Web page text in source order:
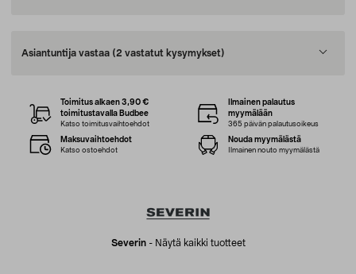
Asiantuntija vastaa (2 vastatut kysymykset)
Severin- Näytä kaikki tuotteet
Toimitus alkaen 3,90 €
toimitustavalla Budbee
Katso toimitusvaihtoehdot
Ilmainen palautus
myymälään
365 päivän palautusoikeus
Maksuvaihtoehdot
Katso ostoehdot
Nouda myymälästä
Ilmainen nouto myymälästä